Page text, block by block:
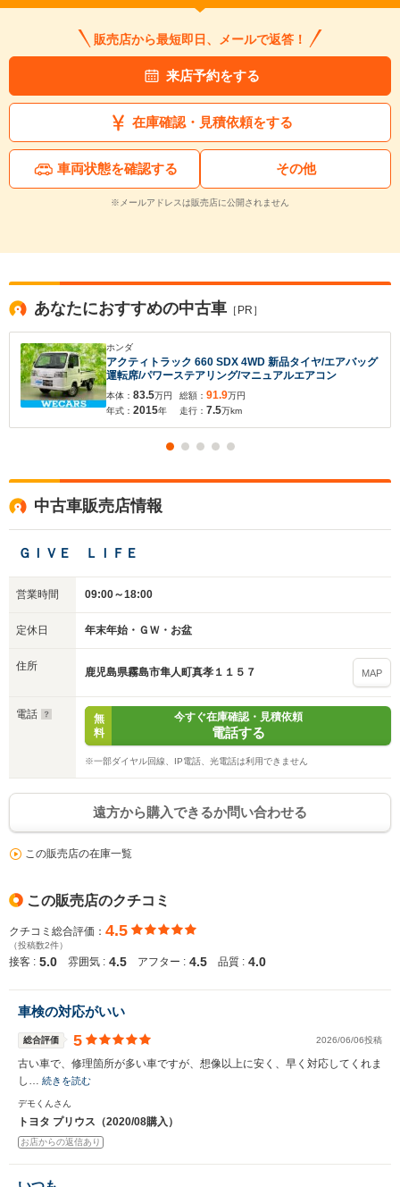
販売店から最短即日、メールで返答！
来店予約をする
在庫確認・見積依頼をする
車両状態を確認する その他
※メールアドレスは販売店に公開されません
あなたにおすすめの中古車 ［PR］
ホンダ
アクティトラック 660 SDX 4WD 新品タイヤ/エアバッグ
運転席/パワーステアリング/マニュアルエアコン
本体： 83.5万円
年式： 2015年
総額： 91.9万円
走行： 7.5万km
中古車販売店情報
ＧＩＶＥ ＬＩＦＥ
営業時間 09:00～18:00
定休日 年末年始・ＧＷ・お盆
住所 鹿児島県霧島市隼人町真孝１１５７ MAP
電話
無
料
今すぐ在庫確認・見積依頼
電話する
※一部ダイヤル回線、IP電話、光電話は利用できません
遠方から購入できるか問い合わせる
この販売店の在庫一覧
この販売店のクチコミ
クチコミ総合評価： 4.5
（投稿数2件）
接客 : 5.0 雰囲気 : 4.5 アフター : 4.5 品質 : 4.0
車検の対応がいい
総合評価 5 2026/06/06投稿
古い車で、修理箇所が多い車ですが、想像以上に安く、早く対応してくれま
し… 続きを読む
デモくんさん
トヨタ プリウス（2020/08購入）
お店からの返信あり
入力途中の情報を保存しますか？
※次回問い合わせをする際に自動入力されます
いいえ はい